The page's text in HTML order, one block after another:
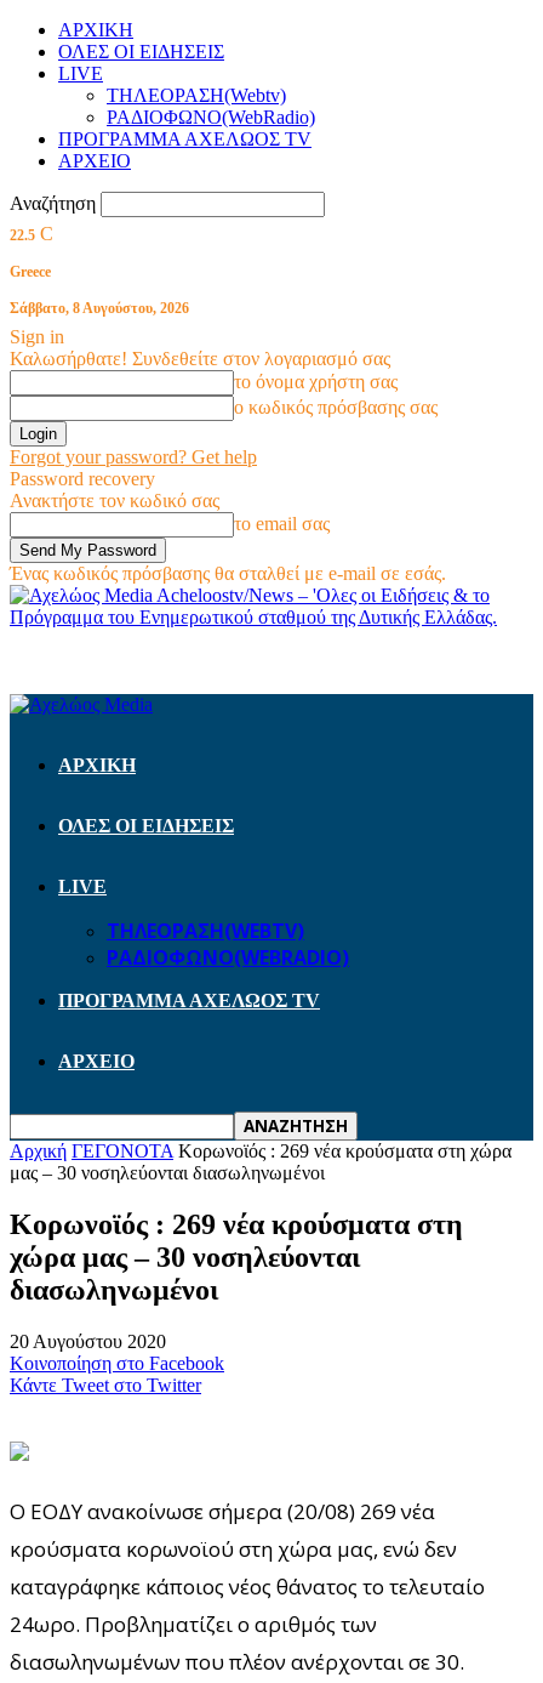
ΑΡΧΙΚΗ
ΟΛΕΣ ΟΙ ΕΙΔΗΣΕΙΣ
LIVE
ΤΗΛΕΟΡΑΣΗ(Webtv)
ΡΑΔΙΟΦΩΝΟ(WebRadio)
ΠΡΟΓΡΑΜΜΑ ΑΧΕΛΩΟΣ TV
ΑΡΧΕΙΟ
Αναζήτηση
22.5 C
Greece
Σάββατο, 8 Αυγούστου, 2026
Sign in
Καλωσήρθατε! Συνδεθείτε στον λογαριασμό σας
το όνομα χρήστη σας
ο κωδικός πρόσβασης σας
Forgot your password? Get help
Password recovery
Ανακτήστε τον κωδικό σας
το email σας
Ένας κωδικός πρόσβασης θα σταλθεί με e-mail σε εσάς.
Acheloostv/News – 'Ολες οι Ειδήσεις & το
Πρόγραμμα του Ενημερωτικού σταθμού της Δυτικής Ελλάδας.
ΑΡΧΙΚΗ
ΟΛΕΣ ΟΙ ΕΙΔΗΣΕΙΣ
LIVE
ΤΗΛΕΟΡΑΣΗ(WEBTV)
ΡΑΔΙΟΦΩΝΟ(WEBRADIO)
ΠΡΟΓΡΑΜΜΑ ΑΧΕΛΩΟΣ TV
ΑΡΧΕΙΟ
Αρχική ΓΕΓΟΝΟΤΑ Κορωνοϊός : 269 νέα κρούσματα στη χώρα
μας – 30 νοσηλεύονται διασωληνωμένοι
Κορωνοϊός : 269 νέα κρούσματα στη
χώρα μας – 30 νοσηλεύονται
διασωληνωμένοι
20 Αυγούστου 2020
Κοινοποίηση στο Facebook
Κάντε Tweet στο Twitter
Ο ΕΟΔΥ ανακοίνωσε σήμερα (20/08) 269 νέα
κρούσματα κορωνοϊού στη χώρα μας, ενώ δεν
καταγράφηκε κάποιος νέος θάνατος το τελευταίο
24ωρο. Προβληματίζει ο αριθμός των
διασωληνωμένων που πλέον ανέρχονται σε 30.